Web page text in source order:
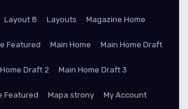
Layout 8 Layouts Magazine Home
Featured Main Home Main Home Draft
Draft 2 Main Home Draft 3
Featured Mapa strony My Account